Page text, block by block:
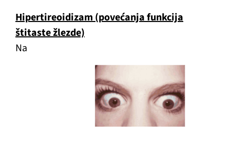
Hipertireoidizam (povećanja funkcija
štitaste žlezde)
Na